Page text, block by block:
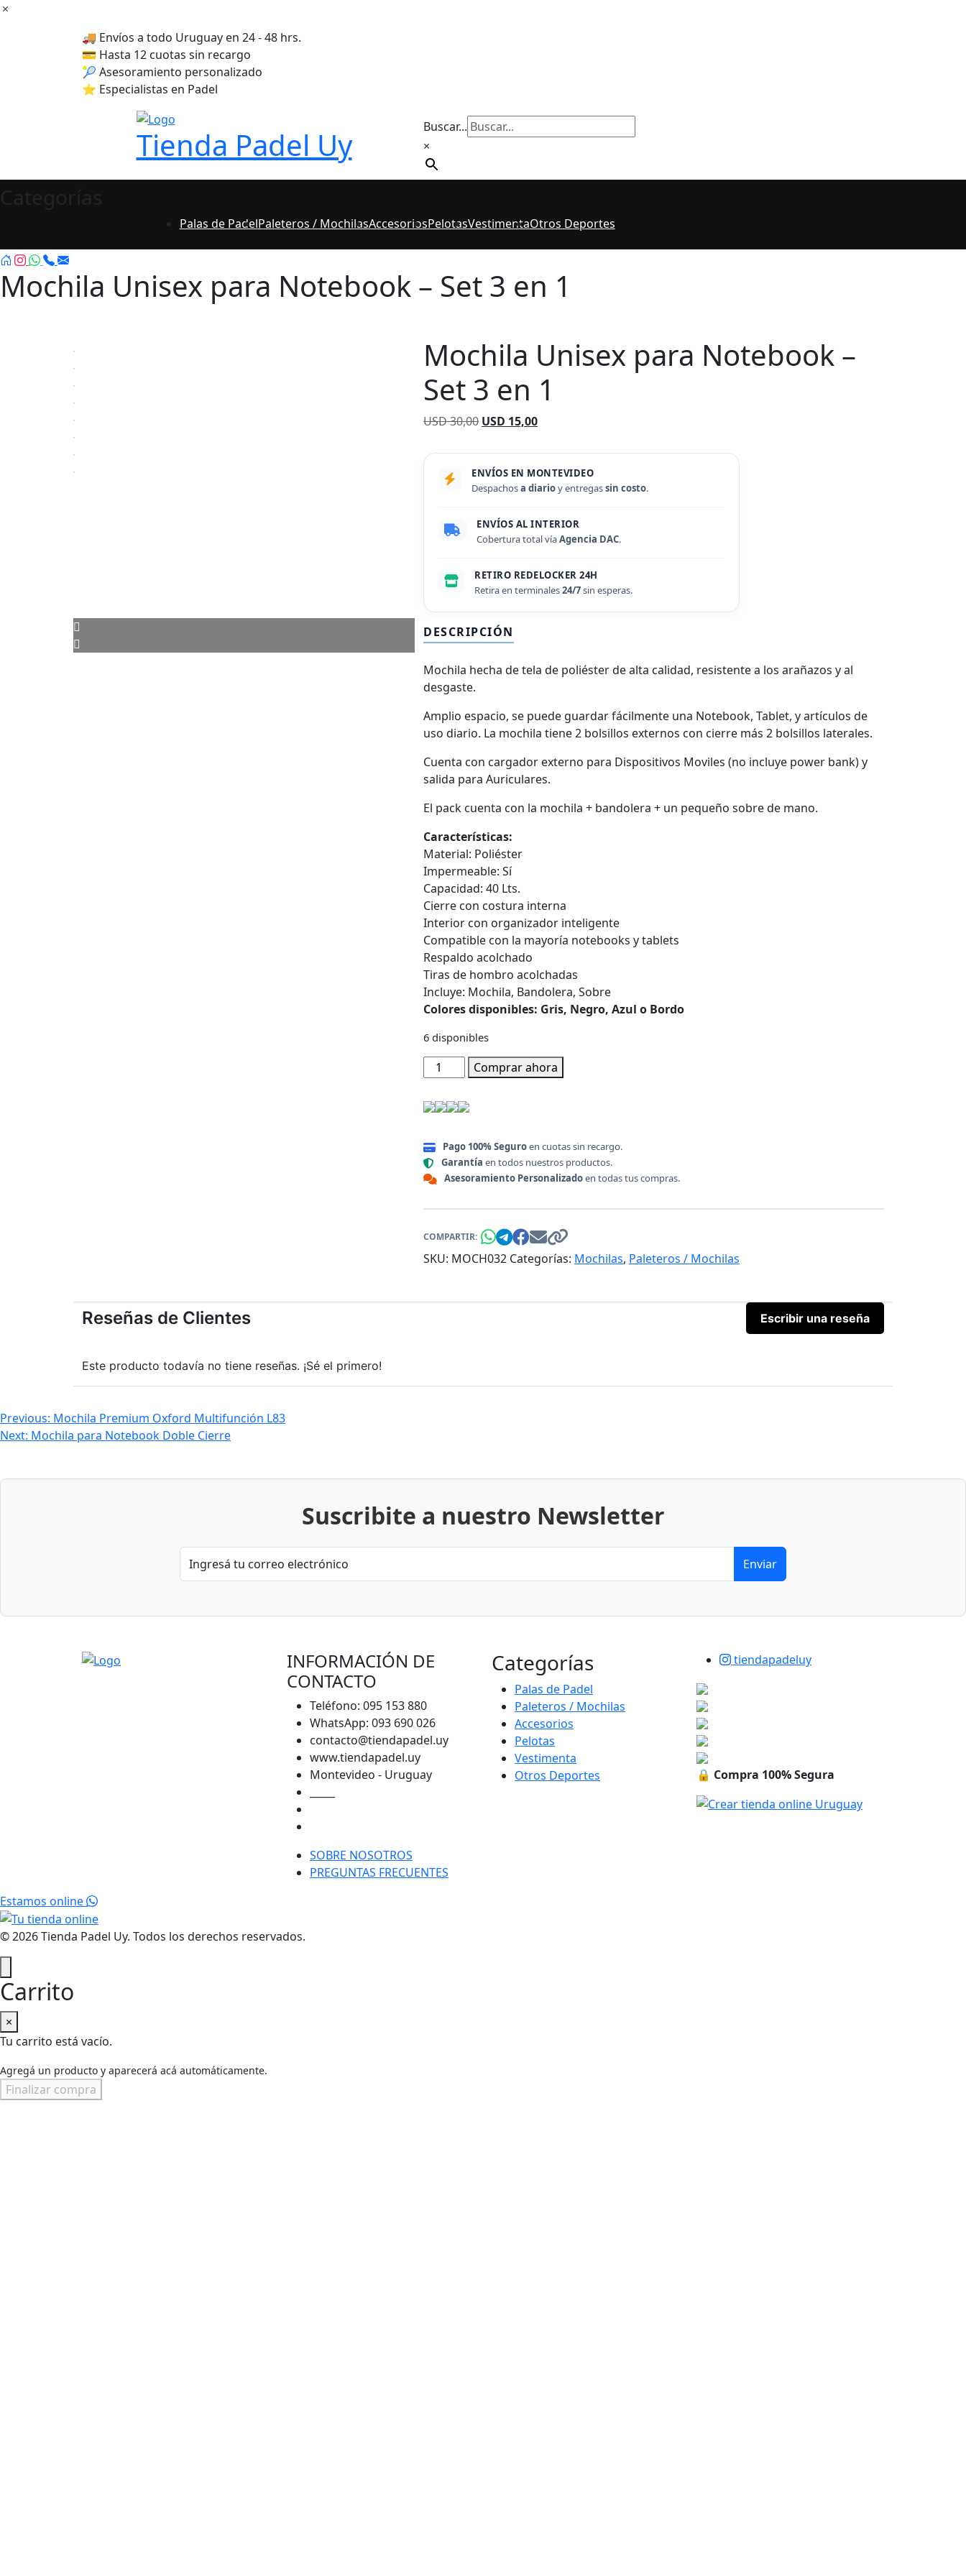
Skip
🚚 Envíos a todo Uruguay en 24 - 48 hrs.
💳 Hasta 12 cuotas sin recargo
🎾 Asesoramiento personalizado
⭐ Especialistas en Padel
Tienda Padel Uy
Buscar...
×
Categorías
Palas de PadelPaleteros / MochilasAccesoriosPelotasVestimentaOtros Deportes
Mochila Unisex para Notebook – Set 3 en 1
Mochila Unisex para Notebook –
Set 3 en 1
USD30,00 El
original
era:
USD 30,00.
USD 15,00El
actual
es:
USD 15,00.
ENVÍOS EN MONTEVIDEO
Despachosa diarioy entregassin costo.
ENVÍOS AL INTERIOR
Cobertura total víaAgencia DAC.
RETIRO REDELOCKER 24H
Retira en terminales24/7sin esperas.
DESCRIPCIÓN
Mochila hecha de tela de poliéster de alta calidad, resistente a los arañazos y al
desgaste.
Amplio espacio, se puede guardar fácilmente una Notebook, Tablet, y artículos de
uso diario. La mochila tiene 2 bolsillos externos con cierre más 2 bolsillos laterales.
Cuenta con cargador externo para Dispositivos Moviles (no incluye power bank) y
salida para Auriculares.
El pack cuenta con la mochila + bandolera + un pequeño sobre de mano.
Características:
Material: Poliéster
Impermeable: Sí
Capacidad: 40 Lts.
Cierre con costura interna
Interior con organizador inteligente
Compatible con la mayoría notebooks y tablets
Respaldo acolchado
Tiras de hombro acolchadas
Incluye: Mochila, Bandolera, Sobre
Colores disponibles: Gris, Negro, Azul o Bordo
6 disponibles
Mochila
Unisex
para
Notebook
Set
3
en
Comprar ahora
Pago 100% Seguroen cuotas sin recargo.
Garantía en todos nuestros productos.
Asesoramiento Personalizadoen todas tus compras.
COMPARTIR:
SKU: MOCH032 Categorías: Mochilas, Paleteros / Mochilas
Reseñas de Clientes Escribir una reseña
Este producto todavía no tiene reseñas. ¡Sé el primero!
Navegación
de
entradas
Previous: Mochila Premium Oxford Multifunción L83
Next: Mochila para Notebook Doble Cierre
Suscribite a nuestro Newsletter
Enviar
INFORMACIÓN DE
CONTACTO
Teléfono: 095 153 880
WhatsApp: 093 690 026
contacto@tiendapadel.uy
www.tiendapadel.uy
Montevideo - Uruguay
SOBRE NOSOTROS
PREGUNTAS FRECUENTES
Categorías
Palas de Padel
Paleteros / Mochilas
Accesorios
Pelotas
Vestimenta
Otros Deportes
tiendapadeluy
🔒 Compra 100% Segura
Estamos online
© 2026 Tienda Padel Uy. Todos los derechos reservados.
Carrito
×
Tu carrito está vacío.
Agregá un producto y aparecerá acá automáticamente.
Finalizar compra